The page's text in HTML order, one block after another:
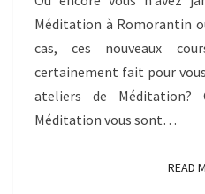
Méditation à Romorantin
cas, ces nouveaux
certainement fait pour
ateliers de Méditation?
Méditation vous sont…
READ